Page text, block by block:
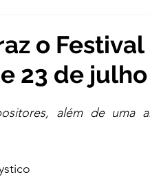
o
23 de julho
além de uma